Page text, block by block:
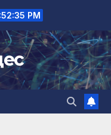
PM